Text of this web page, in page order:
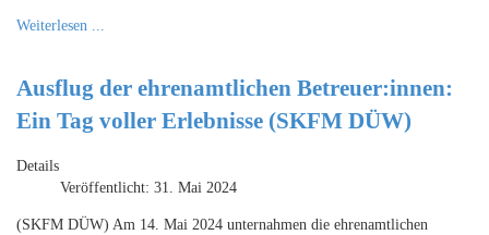
Weiterlesen ...
Ausflug der ehrenamtlichen Betreuer:innen:
Ein Tag voller Erlebnisse (SKFM DÜW)
Details
Veröffentlicht: 31. Mai 2024
(SKFM DÜW) Am 14. Mai 2024 unternahmen die ehrenamtlichen